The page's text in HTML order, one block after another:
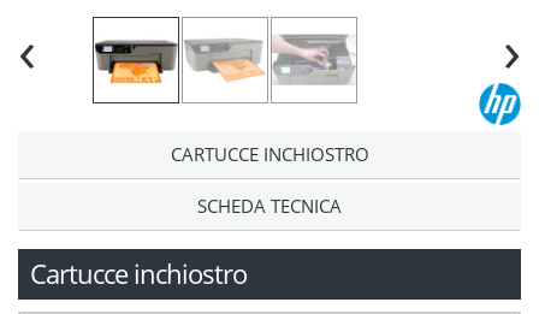
‹ ›
CARTUCCE INCHIOSTRO
SCHEDA TECNICA
Cartucce inchiostro